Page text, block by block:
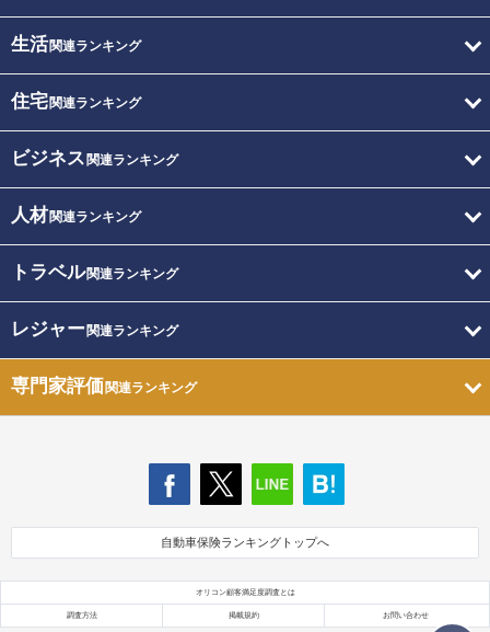
生活関連ランキング
住宅関連ランキング
ビジネス 関連ランキング
人材関連ランキング
トラベル関連ランキング
レジャー関連ランキング
専門家評価関連ランキング
自動車保険ランキングトップへ
オリコン顧客満足度調査とは
調査方法 掲載規約 お問い合わせ